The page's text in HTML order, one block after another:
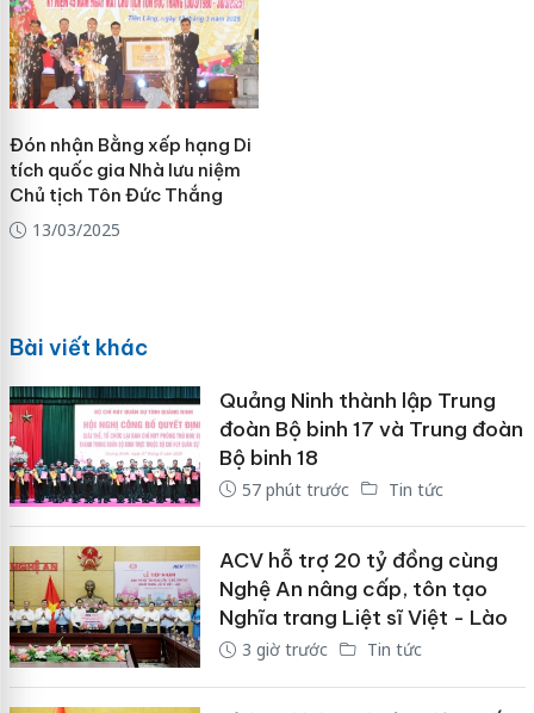
Đón nhận Bằng xếp hạng Di
tích quốc gia Nhà lưu niệm
Chủ tịch Tôn Đức Thắng
13/03/2025
Bài viết khác
Quảng Ninh thành lập Trung
đoàn Bộ binh 17 và Trung đoàn
Bộ binh 18
57 phút trước Tin tức
ACV hỗ trợ 20 tỷ đồng cùng
Nghệ An nâng cấp, tôn tạo
Nghĩa trang Liệt sĩ Việt - Lào
3 giờ trước Tin tức